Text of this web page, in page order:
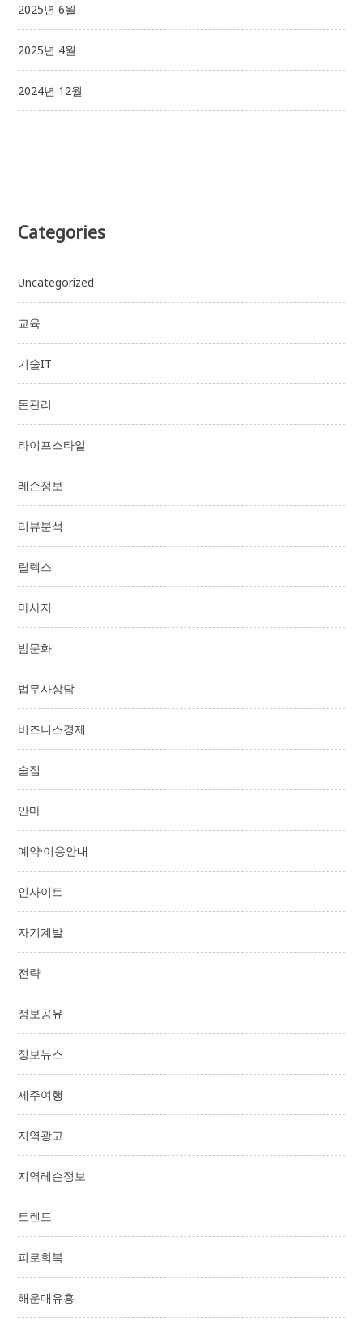
2025년 6월
2025년 4월
2024년 12월
Categories
Uncategorized
교육
기술IT
돈관리
라이프스타일
레슨정보
리뷰분석
릴렉스
마사지
밤문화
법무사상담
비즈니스경제
술집
안마
예약·이용안내
인사이트
자기계발
전략
정보공유
정보뉴스
제주여행
지역광고
지역레슨정보
트렌드
피로회복
해운대유흥